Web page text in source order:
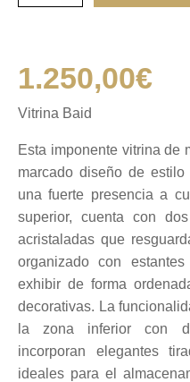
cantidad
1.250,00€
Vitrina Baid
Esta imponente vitrina de
marcado diseño de
una fuerte presencia a
superior, cuenta con
acristaladas que
organizado con
exhibir de forma
decorativas. La
la zona inferior con
incorporan elegantes
ideales para el